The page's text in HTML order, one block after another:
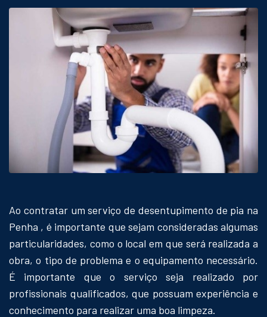
Ao contratar um serviço de desentupimento de pia na
Penha , é importante que sejam consideradas algumas
particularidades, como o local em que será realizada a
obra, o tipo de problema e o equipamento necessário.
É importante que o serviço seja realizado por
profissionais qualificados, que possuam experiência e
conhecimento para realizar uma boa limpeza.